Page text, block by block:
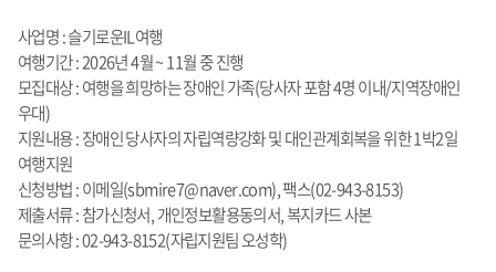
사업명 : 슬기로운IL여행
여행기간 : 2026년 4월 ~ 11월 중 진행
모집대상 : 여행을 희망하는 장애인 가족(당사자 포함 4명 이내/지역장애인
우대)
지원내용 : 장애인 당사자의 자립역량강화 및 대인관계회복을 위한 1박2일
여행지원
신청방법 : 이메일(sbmire7@naver.com), 팩스(02-943-8153)
제출서류 : 참가신청서, 개인정보활용동의서, 복지카드 사본
문의사항 : 02-943-8152(자립지원팀 오성학)